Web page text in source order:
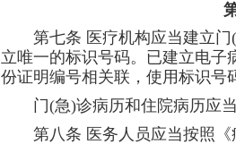
第七条 医疗机构应当建立
立唯一的标识号码。已建立电子
份证明编号相关联，使用标识号
门(急)诊病历和住院病历应
第八条 医务人员应当按照